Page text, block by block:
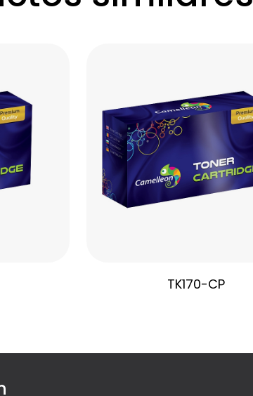
TK170-CP